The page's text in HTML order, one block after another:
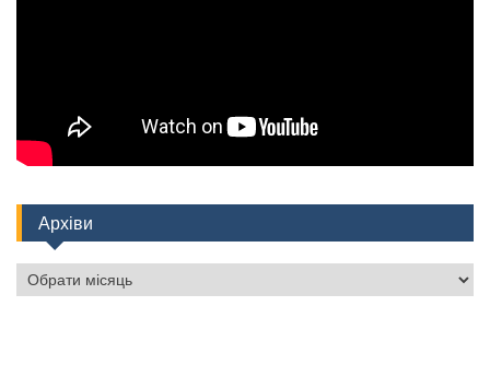
Архіви
Архіви